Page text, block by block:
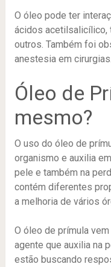
O óleo pode ter
ácidos acetilsalicílico,
outros. Também foi
anestesia em cirurgias.
Óleo de
mesmo?
O uso do óleo de
organismo e auxilia
pele e também na
contém diferentes
a melhoria de vários
O óleo de prímula
agente que auxilia na
estão buscando